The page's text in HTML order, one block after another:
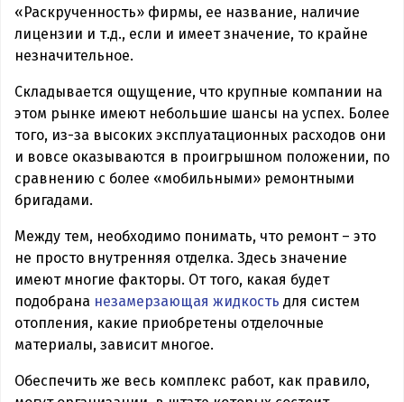
«Раскрученность» фирмы, ее название, наличие
лицензии и т.д., если и имеет значение, то крайне
незначительное.
Складывается ощущение, что крупные компании на
этом рынке имеют небольшие шансы на успех. Более
того, из-за высоких эксплуатационных расходов они
и вовсе оказываются в проигрышном положении, по
сравнению с более «мобильными» ремонтными
бригадами.
Между тем, необходимо понимать, что ремонт – это
не просто внутренняя отделка. Здесь значение
имеют многие факторы. От того, какая будет
подобрана незамерзающая жидкость для систем
отопления, какие приобретены отделочные
материалы, зависит многое.
Обеспечить же весь комплекс работ, как правило,